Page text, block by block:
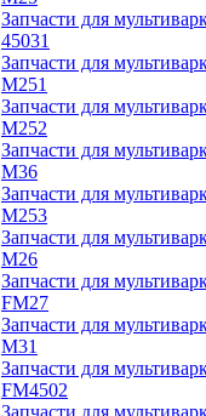
Запчасти для
45031
Запчасти для
M251
Запчасти для
M252
Запчасти для
M36
Запчасти для
M253
Запчасти для
M26
Запчасти для
FM27
Запчасти для
M31
Запчасти для
FM4502
Запчасти для